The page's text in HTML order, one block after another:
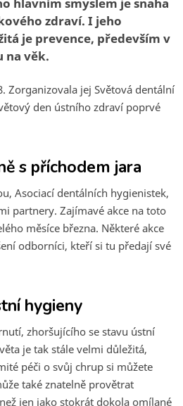
zdraví. I jeho
je prevence, především v
na věk.
Zorganizovala jej Světová dentální
den ústního zdraví poprvé
s příchodem jara
Asociací dentálních hygienistek,
partnery. Zajímavé akce na toto
měsíce března. Některé akce
odborníci, kteří si tu předají své
hygieny
zhoršujícího se stavu ústní
je tak stále velmi důležitá,
péči o svůj chrup si můžete
také znatelně provětrat
jen jako stokrát dokola omílané